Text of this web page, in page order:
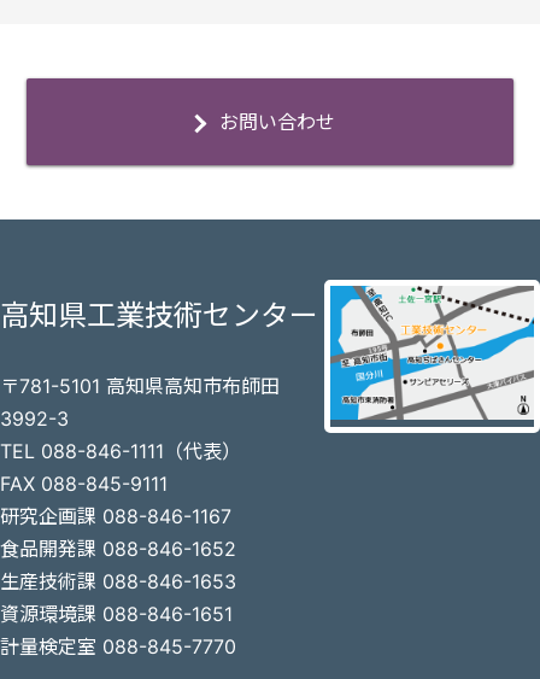
お問い合わせ
高知県工業技術センター
〒781-5101 高知県高知市布師田
3992-3
TEL 088-846-1111（代表）
FAX 088-845-9111
研究企画課 088-846-1167
食品開発課 088-846-1652
生産技術課 088-846-1653
資源環境課 088-846-1651
計量検定室 088-845-7770